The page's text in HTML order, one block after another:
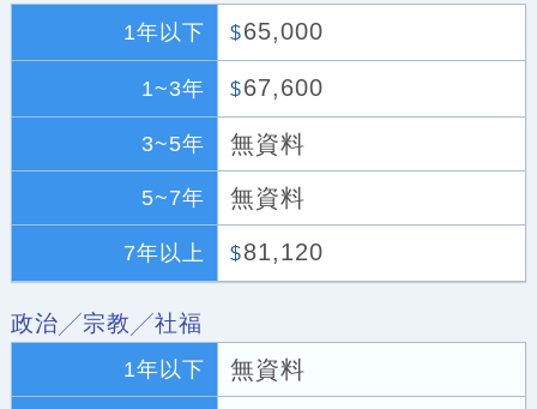
1年以下 $65,000
1~3年 $67,600
3~5年 無資料
5~7年 無資料
7年以上 $81,120
政治╱宗教╱社福
1年以下 無資料